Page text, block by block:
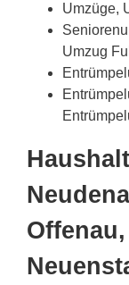
Umzüge,
Umzug